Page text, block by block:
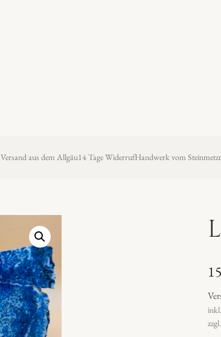
Versand aus dem Allgäu14 Tage WiderrufHandwerk vom